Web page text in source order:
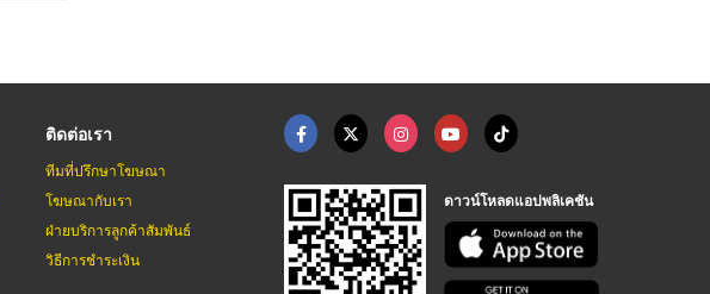
ติดต่อเรา
ทีมที่ปรึกษาโฆษณา
โฆษณากับเรา
ฝ่ายบริการลูกค้าสัมพันธ์
วิธีการชำระเงิน
ดาวน์โหลดแอปพลิเคชัน